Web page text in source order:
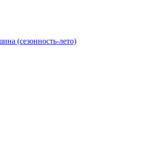
(сезонность-лето)